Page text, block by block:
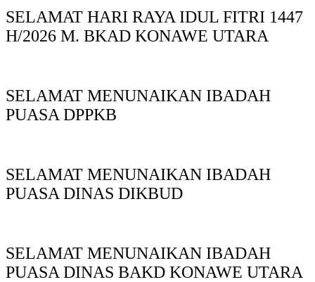
SELAMAT HARI RAYA IDUL FITRI 1447
H/2026 M. BKAD KONAWE UTARA
SELAMAT MENUNAIKAN IBADAH
PUASA DPPKB
SELAMAT MENUNAIKAN IBADAH
PUASA DINAS DIKBUD
SELAMAT MENUNAIKAN IBADAH
PUASA DINAS BAKD KONAWE UTARA